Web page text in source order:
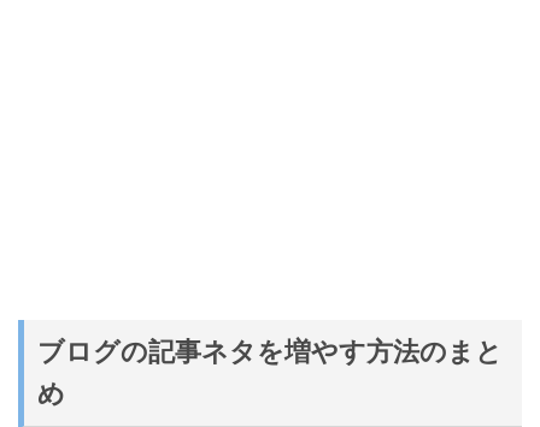
ブログの記事ネタを増やす方法のまと
め